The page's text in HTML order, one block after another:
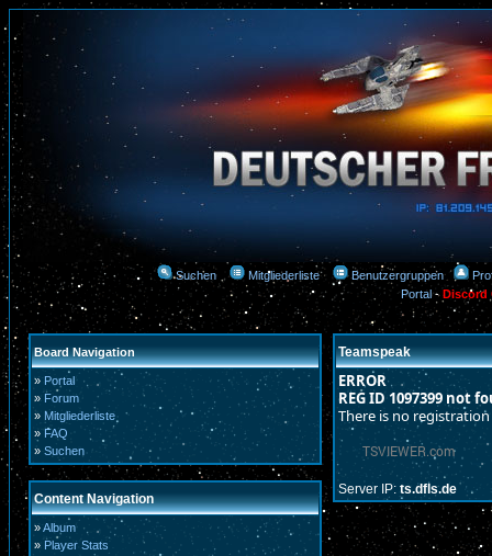
Suchen Mitgliederliste Benutzergruppen
Portal-Discord
Board Navigation
» Portal
» Forum
» Mitgliederliste
» FAQ
» Suchen
Content Navigation
»Album
» Player Stats
Teamspeak
ERROR
REG ID 1097399 not
There is no
Server IP: ts.dfls.de